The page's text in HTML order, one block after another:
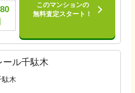
このマンションの
無料査定スタート！
ール千駄木
駄木